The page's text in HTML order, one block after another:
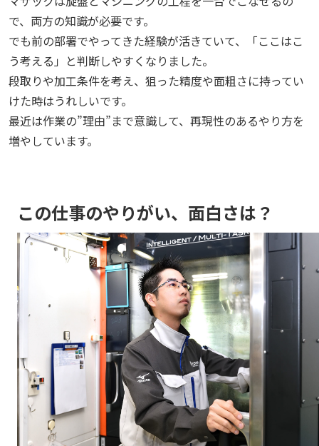
で、両方の知識が必要です。
でも前の部署でやってきた経験が活きていて、「ここはこ
う考える」と判断しやすくなりました。
段取りや加工条件を考え、狙った精度や面粗さに持ってい
けた時はうれしいです。
最近は作業の”理由”まで意識して、再現性のあるやり方を
増やしています。
この仕事のやりがい、面白さは？